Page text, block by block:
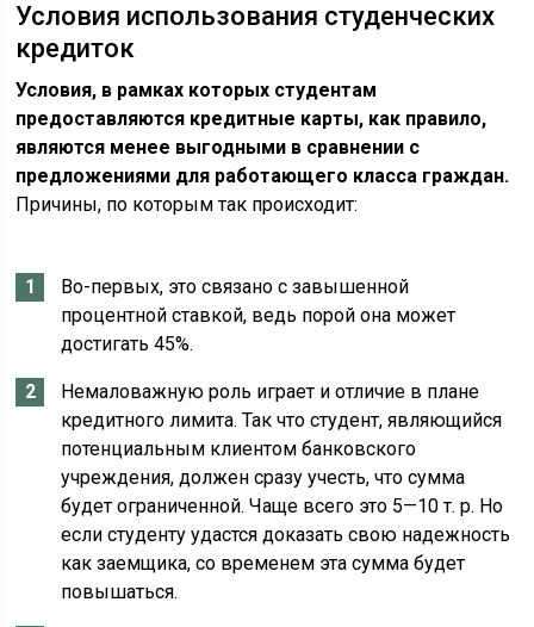
Условия использования студенческих
кредиток
Условия, в рамках которых студентам
предоставляются кредитные карты, как правило,
являются менее выгодными в сравнении с
предложениями для работающего класса граждан.
Причины, по которым так происходит:
Во-первых, это связано с завышенной
процентной ставкой, ведь порой она может
достигать 45%.
Немаловажную роль играет и отличие в плане
кредитного лимита. Так что студент, являющийся
потенциальным клиентом банковского
учреждения, должен сразу учесть, что сумма
будет ограниченной. Чаще всего это 5—10 т. р. Но
если студенту удастся доказать свою надежность
как заемщика, со временем эта сумма будет
повышаться.